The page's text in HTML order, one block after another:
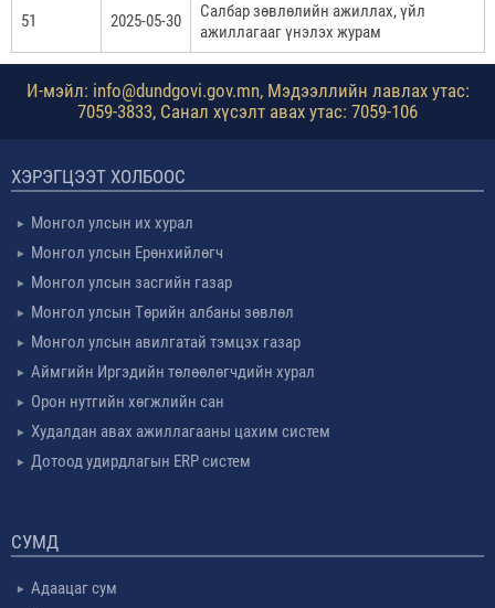
51 2025-05-30
Салбар зөвлөлийн ажиллах, үйл
ажиллагааг үнэлэх журам
И-мэйл: info@dundgovi.gov.mn, Мэдээллийн лавлах утас:
7059-3833, Санал хүсэлт авах утас: 7059-106
ХЭРЭГЦЭЭТ ХОЛБООС
Монгол улсын их хурал
Монгол улсын Ерөнхийлөгч
Монгол улсын засгийн газар
Монгол улсын Төрийн албаны зөвлөл
Монгол улсын авилгатай тэмцэх газар
Аймгийн Иргэдийн төлөөлөгчдийн хурал
Орон нутгийн хөгжлийн сан
Худалдан авах ажиллагааны цахим систем
Дотоод удирдлагын ERP систем
СУМД
Адаацаг сум